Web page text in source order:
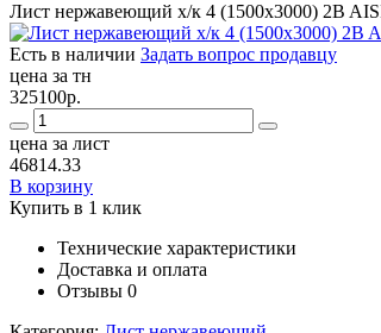
Лист нержавеющий х/к 4 (1500х3000) 2B
Есть в наличии Задать вопрос продавцу
цена за тн
325100р.
цена за лист
46814.33
В корзину
Купить в 1 клик
Технические характеристики
Доставка и оплата
Отзывы 0